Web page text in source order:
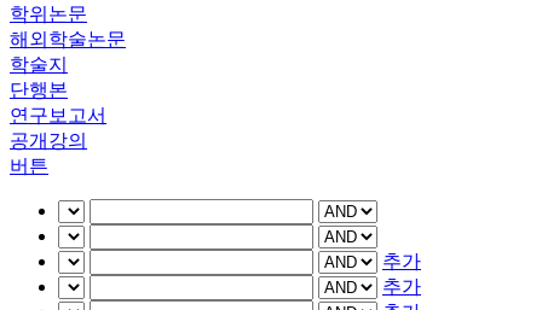
학위논문
해외학술논문
학술지
단행본
연구보고서
공개강의
버튼
추가
추가